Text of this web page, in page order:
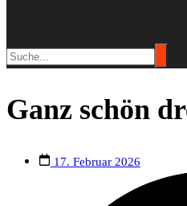
Ganz schön
17. Februar 2026